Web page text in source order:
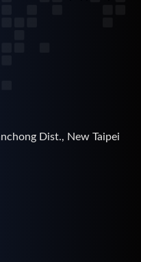
Dist., New Taipei